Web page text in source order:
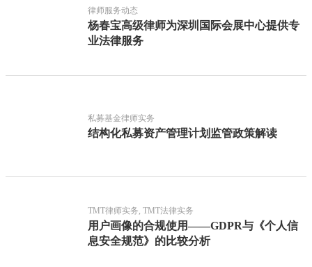
律师服务动态
杨春宝高级律师为深圳国际会展中心提供专
业法律服务
私募基金律师实务
结构化私募资产管理计划监管政策解读
TMT律师实务, TMT法律实务
用户画像的合规使用——GDPR与《个人信
息安全规范》的比较分析